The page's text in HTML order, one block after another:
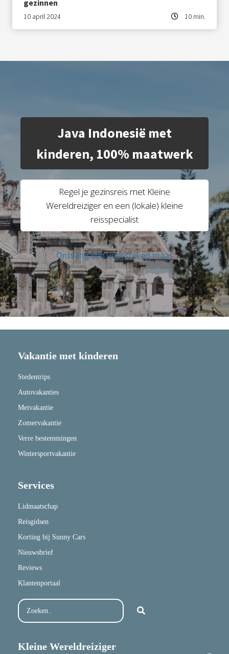
gezinnen
10 april 2024 10 min.
Java Indonesië met
kinderen, 100% maatwerk
Regel je gezinsreis met Kleine
Wereldreiziger en een (lokale) kleine
reisspecialist
Ontvang een voorstel op maat
Vakantie met kinderen
Stedentrips
Autovakanties
Meivakantie
Zomervakantie
Verre bestemmingen
Wintersportvakantie
Services
Lidmaatschap
Reisgidsen
Korting bij Sunny Cars
Nieuwsbrief
Reviews
Klantenportaal
Kleine Wereldreiziger